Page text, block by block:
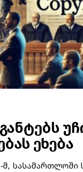
ეხება
მ, სასამართლოში